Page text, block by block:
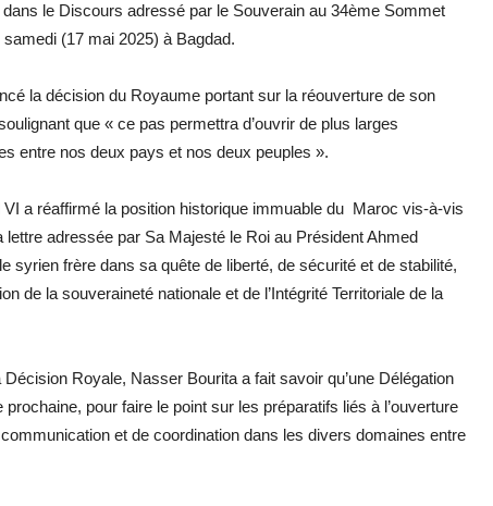
le Discours adressé par le Souverain au 34ème Sommet
(17 mai 2025) à Bagdad.
la décision du Royaume portant sur la réouverture de son
que « ce pas permettra d’ouvrir de plus larges
entre nos deux pays et nos deux peuples ».
a réaffirmé la position historique immuable du Maroc vis-à-vis
adressée par Sa Majesté le Roi au Président Ahmed
syrien frère dans sa quête de liberté, de sécurité et de stabilité,
de la souveraineté nationale et de l’Intégrité Territoriale de la
Royale, Nasser Bourita a fait savoir qu’une Délégation
pour faire le point sur les préparatifs liés à l’ouverture
et de coordination dans les divers domaines entre